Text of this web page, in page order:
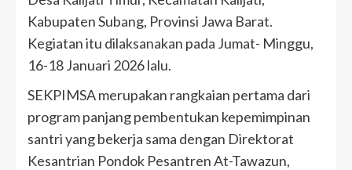
Kabupaten Subang, Provinsi Jawa Barat.
Kegiatan itu dilaksanakan pada Jumat- Minggu,
16-18 Januari 2026 lalu.
SEKPIMSA merupakan rangkaian pertama dari
program panjang pembentukan kepemimpinan
santri yang bekerja sama dengan Direktorat
Kesantrian Pondok Pesantren At-Tawazun,